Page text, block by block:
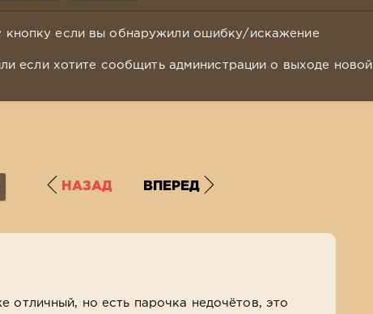
кнопку если вы обнаружили ошибку/искажение
если хотите сообщить администрации о выходе новой
НАЗАД ВПЕРЕД
отличный, но есть парочка недочётов, это